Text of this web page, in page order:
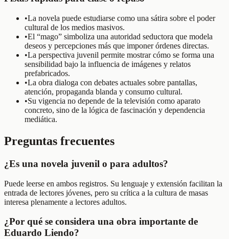
•La novela puede estudiarse como una sátira sobre el poder
cultural de los medios masivos.
•El “mago” simboliza una autoridad seductora que modela
deseos y percepciones más que imponer órdenes directas.
•La perspectiva juvenil permite mostrar cómo se forma una
sensibilidad bajo la influencia de imágenes y relatos
prefabricados.
•La obra dialoga con debates actuales sobre pantallas,
atención, propaganda blanda y consumo cultural.
•Su vigencia no depende de la televisión como aparato
concreto, sino de la lógica de fascinación y dependencia
mediática.
Preguntas frecuentes
¿Es una novela juvenil o para adultos?
Puede leerse en ambos registros. Su lenguaje y extensión facilitan la
entrada de lectores jóvenes, pero su crítica a la cultura de masas
interesa plenamente a lectores adultos.
¿Por qué se considera una obra importante de
Eduardo Liendo?